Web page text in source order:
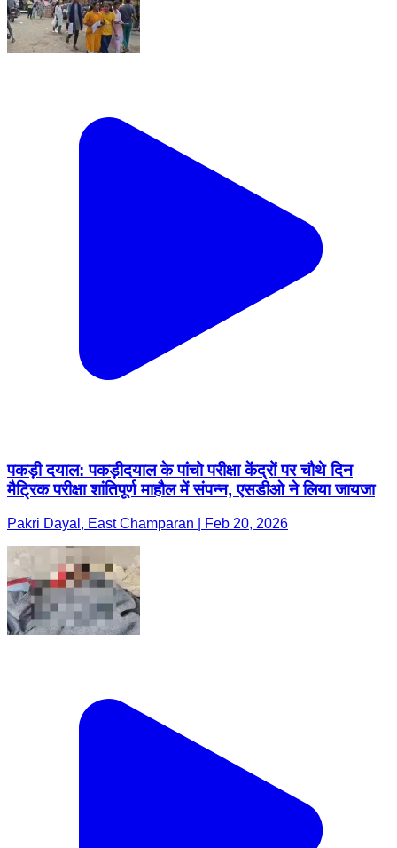
पकड़ी दयाल: पकड़ीदयाल के पांचो परीक्षा केंद्रों पर चौथे दिन
मैट्रिक परीक्षा शांतिपूर्ण माहौल में संपन्न, एसडीओ ने लिया जायजा
Pakri Dayal, East Champaran | Feb 20, 2026